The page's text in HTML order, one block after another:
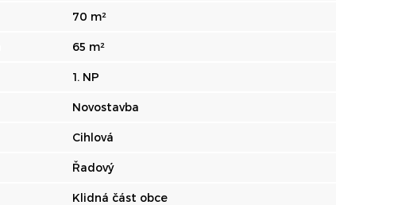
70 m²
65 m²
1. NP
Novostavba
Cihlová
Řadový
Klidná část obce